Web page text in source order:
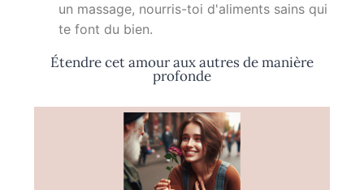
un massage, nourris-toi d'aliments sains qui
te font du bien.
Étendre cet amour aux autres de manière
profonde